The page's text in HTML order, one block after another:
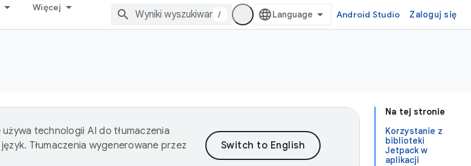
Więcej
/ Android Studio Zaloguj się
Na tej stronie
Korzystanie z
biblioteki
Jetpack w
aplikacji
technologii AI do tłumaczenia
Tłumaczenia wygenerowane przez